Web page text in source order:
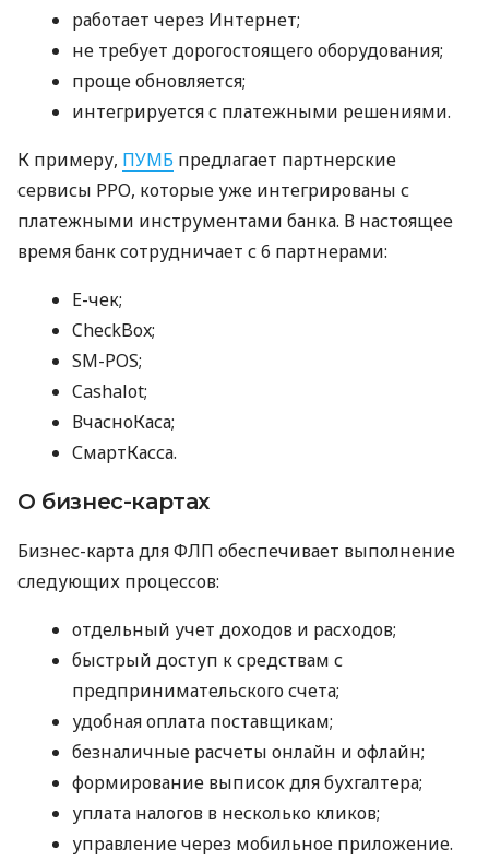
работает через Интернет;
не требует дорогостоящего оборудования;
проще обновляется;
интегрируется с платежными решениями.
К примеру, ПУМБ предлагает партнерские
сервисы РРО, которые уже интегрированы с
платежными инструментами банка. В настоящее
время банк сотрудничает с 6 партнерами:
E-чек;
CheckBox;
SM-POS;
Cashalot;
ВчасноКаса;
СмартКасса.
О бизнес-картах
Бизнес-карта для ФЛП обеспечивает выполнение
следующих процессов:
отдельный учет доходов и расходов;
быстрый доступ к средствам с
предпринимательского счета;
удобная оплата поставщикам;
безналичные расчеты онлайн и офлайн;
формирование выписок для бухгалтера;
уплата налогов в несколько кликов;
управление через мобильное приложение.